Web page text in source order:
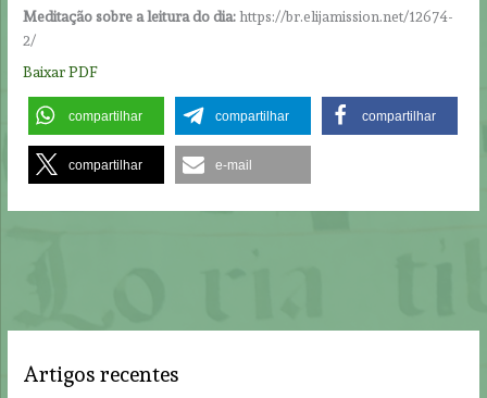
Meditação sobre a leitura do dia:https://br.elijamission.net/12674-
2/
Baixar PDF
compartilhar compartilhar compartilhar
compartilhar e-mail
Artigos recentes